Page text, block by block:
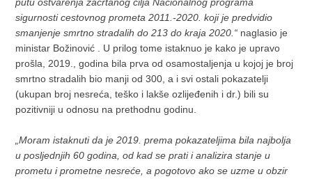
sigurnosti cestovnog prometa 2011.-2020. koji je predvidio
smanjenje smrtno stradalih do 213 do kraja 2020.“ naglasio je
ministar Božinović . U prilog tome istaknuo je kako je upravo
prošla, 2019., godina bila prva od osamostaljenja u kojoj je broj
smrtno stradalih bio manji od 300, a i svi ostali pokazatelji
(ukupan broj nesreća, teško i lakše ozlijeđenih i dr.) bili su
pozitivniji u odnosu na prethodnu godinu.
„Moram istaknuti da je 2019. prema pokazateljima bila najbolja
u posljednjih 60 godina, od kad se prati i analizira stanje u
prometu i prometne nesreće, a pogotovo ako se uzme u obzir